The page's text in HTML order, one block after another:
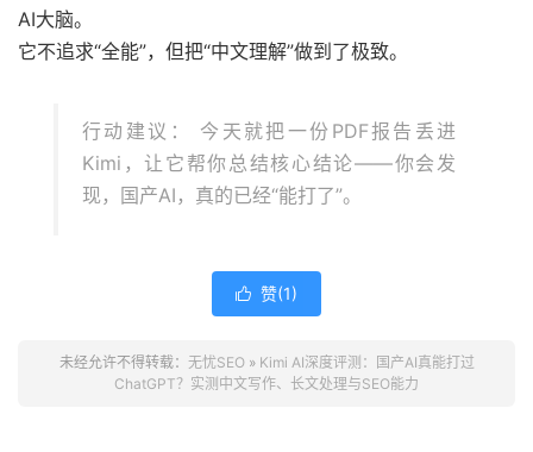
AI大脑。
它不追求“全能”，但把“中文理解”做到了极致。
行动建议： 今天就把一份PDF报告丢进
Kimi，让它帮你总结核心结论——你会发
现，国产AI，真的已经“能打了”。
 赞(1)
未经允许不得转载： 无忧SEO» Kimi AI深度评测：国产AI真能打过
ChatGPT？实测中文写作、长文处理与SEO能力